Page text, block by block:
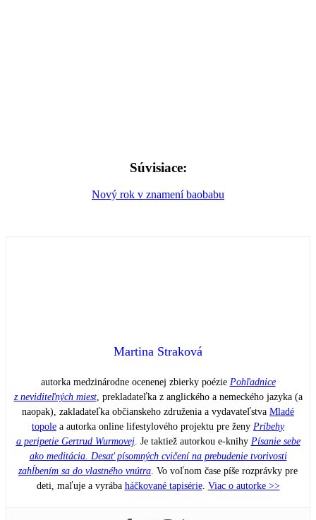
Súvisiace:
Nový rok v znamení baobabu
Martina Straková
autorka medzinárodne ocenenej zbierky poézie Pohľadnice
z neviditeľných miest, prekladateľka z anglického a nemeckého jazyka (a
naopak), zakladateľka občianskeho združenia a vydavateľstva Mladé
topole a autorka online lifestylového projektu pre ženy Príbehy
a peripetie Gertrud Wurmovej. Je taktiež autorkou e-knihy Písanie sebe
ako meditácia. Desať písomných cvičení na prebudenie tvorivosti
zahĺbením sa do vlastného vnútra. Vo voľnom čase píše rozprávky pre
deti, maľuje a vyrába háčkované tapisérie. Viac o autorke >>